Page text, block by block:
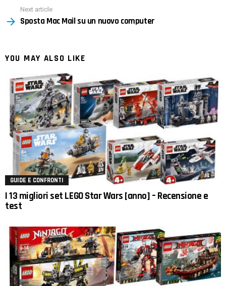
Next article
Sposta Mac Mail su un nuovo computer
YOU MAY ALSO LIKE
GUIDE E CONFRONTI
I 13 migliori set LEGO Star Wars [anno] – Recensione e
test